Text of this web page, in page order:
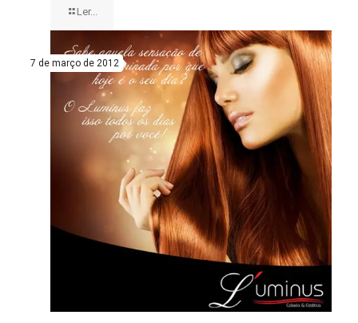
Ler...
7 de março de 2012